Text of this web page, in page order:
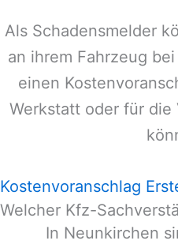
Als Schadensmelder
an ihrem Fahrzeug
einen
Werkstatt oder für die
Kostenvoranschlag
Welcher Kfz-
In Neunkirchen